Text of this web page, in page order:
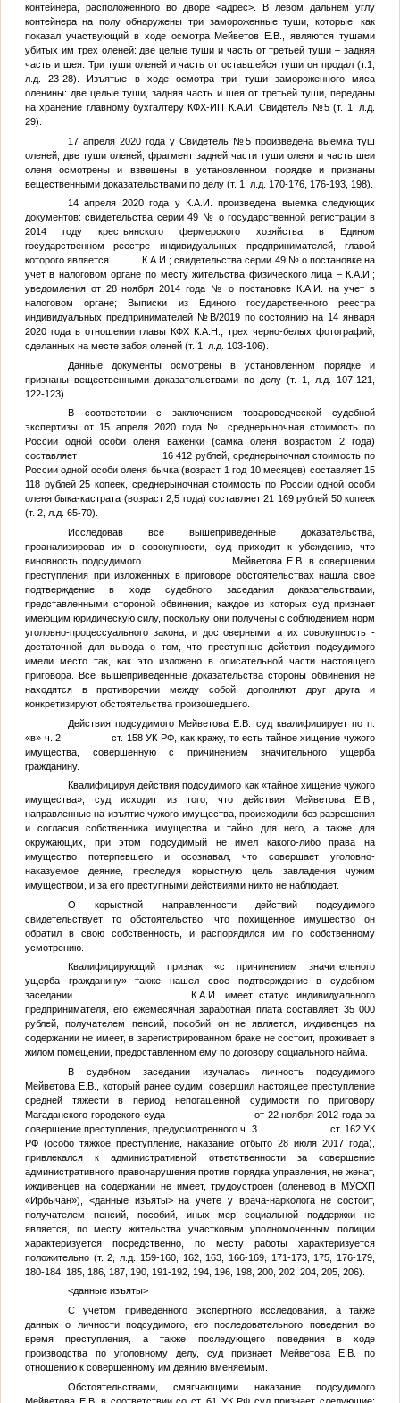
контейнера, расположенного во дворе <адрес> . В левом дальнем углу
контейнера на полу обнаружены три замороженные туши, которые, как
показал участвующий в ходе осмотра Мейветов Е.В., являются тушами
убитых им трех оленей: две целые туши и часть от третьей туши – задняя
часть и шея. Три туши оленей и часть от оставшейся туши он продал (т.1,
л.д. 23-28). Изъятые в ходе осмотра три туши замороженного мяса
оленины: две целые туши, задняя часть и шея от третьей туши, переданы
на хранение главному бухгалтеру КФХ-ИП К.А.И. Свидетель №5(т. 1, л.д.
29).
17 апреля 2020 года у Свидетель №5 произведена выемка туш
оленей, две туши оленей, фрагмент задней части туши оленя и часть шеи
оленя осмотрены и взвешены в установленном порядке и признаны
вещественными доказательствами по делу (т. 1, л.д. 170-176, 176-193, 198).
14 апреля 2020 года у К.А.И.
произведена выемка следующих
документов: свидетельства серии 49 № о государственной регистрации в
2014 году крестьянского фермерского хозяйства в Едином
государственном реестре индивидуальных предпринимателей, главой
которого являетсяК.А.И. ; свидетельства серии 49 №о постановке на
учет в налоговом органе по месту жительства физического лица –К.А.И. ;
уведомления от 28 ноября 2014 года № о постановке К.А.И.
на учет в
налоговом органе; Выписки из Единого государственного реестра
индивидуальных предпринимателей №В/2019 по состоянию на 14 января
2020 года в отношении главы КФХК.А.Н. ; трех черно-белых фотографий,
сделанных на месте забоя оленей (т. 1, л.д. 103-106).
Данные документы осмотрены в установленном порядке и
признаны вещественными доказательствами по делу (т. 1, л.д. 107-121,
122-123).
В соответствии с заключением товароведческой судебной
экспертизы от 15 апреля 2020 года №
среднерыночная стоимость по
России одной особи оленя важенки (самка оленя возрастом 2 года)
составляет 16 412 рублей, среднерыночная стоимость по
России одной особи оленя бычка (возраст 1 год 10 месяцев) составляет 15
118 рублей 25 копеек, среднерыночная стоимость по России одной особи
оленя быка-кастрата (возраст 2,5 года) составляет 21 169 рублей 50 копеек
(т. 2, л.д. 65-70).
Исследовав все вышеприведенные доказательства,
проанализировав их в совокупности, суд приходит к убеждению, что
виновность подсудимого Мейветова Е.В. в совершении
преступления при изложенных в приговоре обстоятельствах нашла свое
подтверждение в ходе судебного заседания доказательствами,
представленными стороной обвинения, каждое из которых суд признает
имеющим юридическую силу, поскольку они получены с соблюдением норм
уголовно-процессуального закона, и достоверными, а их совокупность -
достаточной для вывода о том, что преступные действия подсудимого
имели место так, как это изложено в описательной части настоящего
приговора. Все вышеприведенные доказательства стороны обвинения не
находятся в противоречии между собой, дополняют друг друга и
конкретизируют обстоятельства произошедшего.
Действия подсудимого Мейветова Е.В. суд квалифицирует по п.
«в» ч. 2 ст. 158 УК РФ, как кражу, то есть тайное хищение чужого
имущества, совершенную с причинением значительного ущерба
гражданину.
Квалифицируя действия подсудимого как «тайное хищение чужого
имущества», суд исходит из того, что действия Мейветова Е.В.,
направленные на изъятие чужого имущества, происходили без разрешения
и согласия собственника имущества и тайно для него, а также для
окружающих, при этом подсудимый не имел какого-либо права на
имущество потерпевшего и осознавал, что совершает уголовно-
наказуемое деяние, преследуя корыстную цель завладения чужим
имуществом, и за его преступными действиями никто не наблюдает.
О корыстной направленности действий подсудимого
свидетельствует то обстоятельство, что похищенное имущество он
обратил в свою собственность, и распорядился им по собственному
усмотрению.
Квалифицирующий признак «с причинением значительного
ущерба гражданину» также нашел свое подтверждение в судебном
заседании.
К.А.И.
имеет статус индивидуального
предпринимателя, его ежемесячная заработная плата составляет 35 000
рублей, получателем пенсий, пособий он не является, иждивенцев на
содержании не имеет, в зарегистрированном браке не состоит, проживает в
жилом помещении, предоставленном ему по договору социального найма.
В судебном заседании изучалась личность подсудимого
Мейветова Е.В., который ранее судим, совершил настоящее преступление
средней тяжести в период непогашенной судимости по приговору
Магаданского городского суда от 22 ноября 2012 года за
совершение преступления, предусмотренного ч. 3 ст. 162 УК
РФ (особо тяжкое преступление, наказание отбыто 28 июля 2017 года),
привлекался к административной ответственности за совершение
административного правонарушения против порядка управления, не женат,
иждивенцев на содержании не имеет, трудоустроен (оленевод в МУСХП
«Ирбычан»), <данные изъяты>на учете у врача-нарколога не состоит,
получателем пенсий, пособий, иных мер социальной поддержки не
является, по месту жительства участковым уполномоченным полиции
характеризуется посредственно, по месту работы характеризуется
положительно (т. 2, л.д. 159-160, 162, 163, 166-169, 171-173, 175, 176-179,
180-184, 185, 186, 187, 190, 191-192, 194, 196, 198, 200, 202, 204, 205, 206).
<данные изъяты>
С учетом приведенного экспертного исследования, а также
данных о личности подсудимого, его последовательного поведения во
время преступления, а также последующего поведения в ходе
производства по уголовному делу, суд признает Мейветова Е.В. по
отношению к совершенному им деянию вменяемым.
Обстоятельствами, смягчающими наказание подсудимого